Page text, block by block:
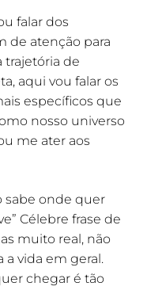
falar dos
de atenção para
trajetória de
aqui vou falar os
específicos que
nosso universo
me ater aos
sabe onde quer
Célebre frase de
muito real, não
a vida em geral.
chegar é tão